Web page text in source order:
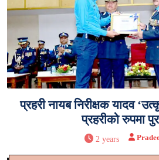
प्रहरी नायब निरीक्षक यादव
प्रहरीको रुपमा
2 years